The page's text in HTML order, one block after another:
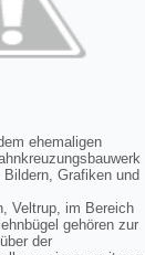
ehemaligen
Grafiken und
Veltrup, im Bereich
gehören zur
der